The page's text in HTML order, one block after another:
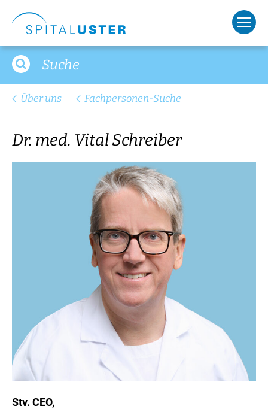
Über uns Fachpersonen-Suche
Dr. med. Vital Schreiber
Stv. CEO